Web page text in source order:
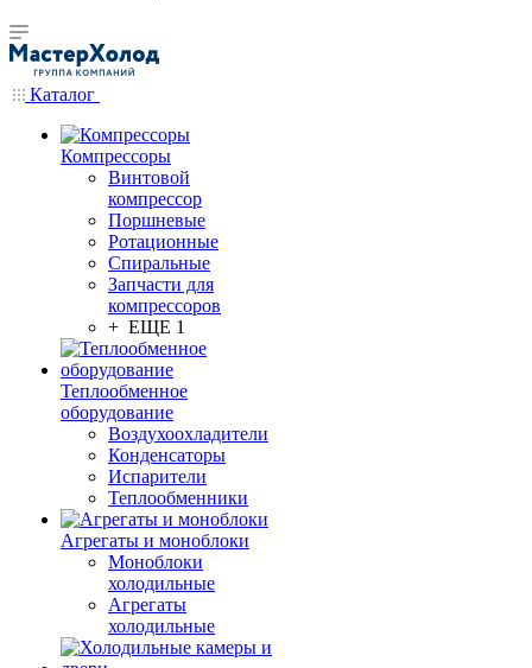
Каталог
Компрессоры
Винтовой
компрессор
Поршневые
Ротационные
Спиральные
Запчасти для
компрессоров
+ ЕЩЕ 1
Теплообменное
оборудование
Воздухоохладители
Конденсаторы
Испарители
Теплообменники
Агрегаты и моноблоки
Моноблоки
холодильные
Агрегаты
холодильные